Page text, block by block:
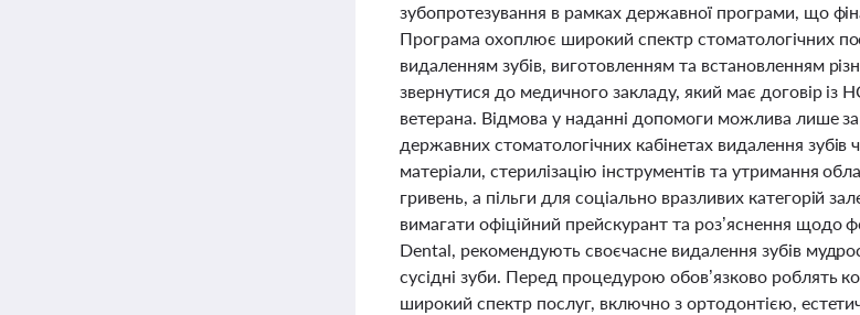
зубопротезування в рамках державної програми, що
Програма охоплює широкий спектр стоматологічних
видаленням зубів, виготовленням та встановленням
звернутися до медичного закладу, який має договір
ветерана. Відмова у наданні допомоги можлива лише
державних стоматологічних кабінетах видалення
матеріали, стерилізацію інструментів та утримання
гривень, а пільги для соціально вразливих категорій
вимагати офіційний прейскурант та роз’яснення щодо
Dental, рекомендують своєчасне видалення зубів
сусідні зуби. Перед процедурою обов’язково роблять
широкий спектр послуг, включно з ортодонтією,